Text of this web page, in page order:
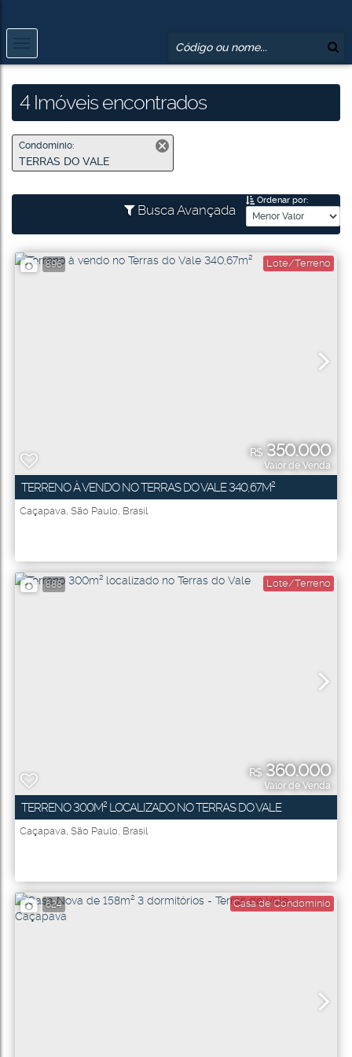
4 Imóveis encontrados
Condomínio:
TERRAS DO VALE
Busca Avançada
Ordenar por:
896 Lote/Terreno
R$350.000
Valor de Venda
TERRENO À VENDO NO TERRAS DO VALE 340,67M²
Caçapava, São Paulo, Brasil
888 Lote/Terreno
R$360.000
Valor de Venda
TERRENO 300M² LOCALIZADO NO TERRAS DO VALE
Caçapava, São Paulo, Brasil
624 Casa de Condomínio